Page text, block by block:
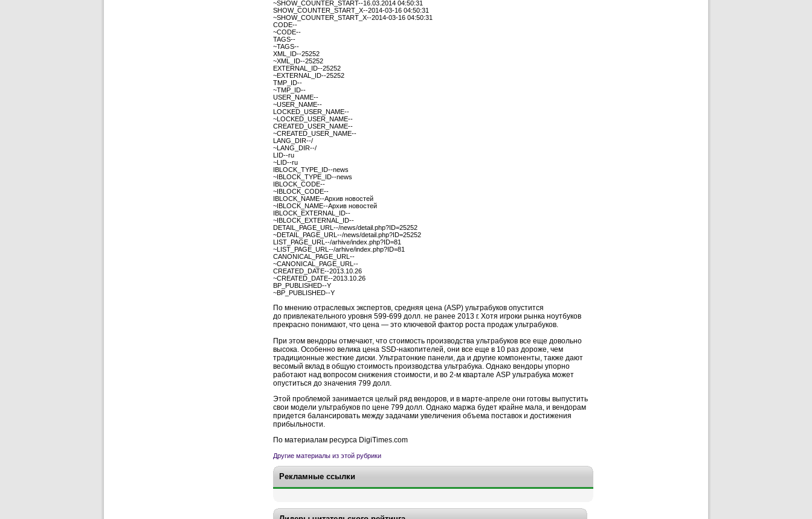
~SHOW_COUNTER_START--16.03.2014 04:50:31
SHOW_COUNTER_START_X--2014-03-16 04:50:31
~SHOW_COUNTER_START_X--2014-03-16 04:50:31
CODE--
~CODE--
TAGS--
~TAGS--
XML_ID--25252
~XML_ID--25252
EXTERNAL_ID--25252
~EXTERNAL_ID--25252
TMP_ID--
~TMP_ID--
USER_NAME--
~USER_NAME--
LOCKED_USER_NAME--
~LOCKED_USER_NAME--
CREATED_USER_NAME--
~CREATED_USER_NAME--
LANG_DIR--/
~LANG_DIR--/
LID--ru
~LID--ru
IBLOCK_TYPE_ID--news
~IBLOCK_TYPE_ID--news
IBLOCK_CODE--
~IBLOCK_CODE--
IBLOCK_NAME--Архив новостей
~IBLOCK_NAME--Архив новостей
IBLOCK_EXTERNAL_ID--
~IBLOCK_EXTERNAL_ID--
DETAIL_PAGE_URL--/news/detail.php?ID=25252
~DETAIL_PAGE_URL--/news/detail.php?ID=25252
LIST_PAGE_URL--/arhive/index.php?ID=81
~LIST_PAGE_URL--/arhive/index.php?ID=81
CANONICAL_PAGE_URL--
~CANONICAL_PAGE_URL--
CREATED_DATE--2013.10.26
~CREATED_DATE--2013.10.26
BP_PUBLISHED--Y
~BP_PUBLISHED--Y
По мнению отраслевых экспертов, средняя цена (ASP) ультрабуков опустится
до привлекательного уровня 599-699 долл. не ранее 2013 г. Хотя игроки рынка ноутбуков
прекрасно понимают, что цена — это ключевой фактор роста продаж ультрабуков.
При этом вендоры отмечают, что стоимость производства ультрабуков все еще довольно
высока. Особенно велика цена SSD-накопителей, они все еще в 10 раз дороже, чем
традиционные жесткие диски. Ультратонкие панели, да и другие компоненты, также дают
весомый вклад в общую стоимость производства ультрабука. Однако вендоры упорно
работают над вопросом снижения стоимости, и во 2-м квартале ASP ультрабука может
опуститься до значения 799 долл.
Этой проблемой занимается целый ряд вендоров, и в марте-апреле они готовы выпустить
свои модели ультрабуков по цене 799 долл. Однако маржа будет крайне мала, и вендорам
придется балансировать между задачами увеличения объема поставок и достижения
прибыльности.
По материалам ресурса DigiTimes.com
Другие материалы из этой рубрики
Рекламные ссылки